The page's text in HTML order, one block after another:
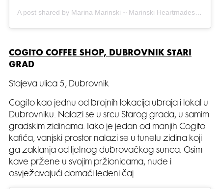
A post shared by Marina Marinski ~ Marinski Heartmades (@marinskiheartmades)
COGITO COFFEE SHOP, DUBROVNIK STARI
GRAD
Stajeva ulica 5, Dubrovnik
Cogito kao jednu od brojnih lokacija ubraja i lokal u
Dubrovniku. Nalazi se u srcu Starog grada, u samim
gradskim zidinama. Iako je jedan od manjih Cogito
kafića, vanjski prostor nalazi se u tunelu zidina koji
ga zaklanja od ljetnog dubrovačkog sunca. Osim
kave pržene u svojim pržionicama, nude i
osvježavajući domaći ledeni čaj.